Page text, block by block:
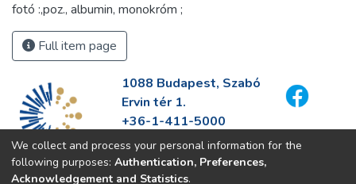
fotó :,poz., albumin, monokróm ;
Full item page
1088 Budapest, Szabó
Ervin tér 1.
+36-1-411-5000
info@fszek.hu
https://fszek.hu
We collect and process your personal information for the
following purposes: Authentication, Preferences,
Acknowledgement and Statistics.